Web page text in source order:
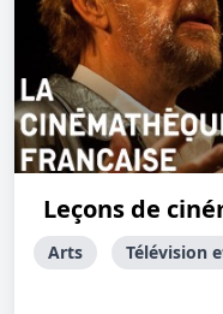
Leçons de
Arts Télévision